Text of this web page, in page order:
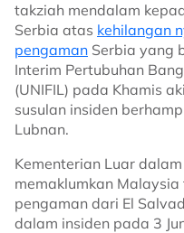
takziah mendalam
Serbia atas kehilangan
pengaman Serbia yang
Interim Pertubuhan
(UNIFIL) pada Khamis
susulan insiden
Lubnan.
Kementerian Luar
memaklumkan
pengaman dari El
dalam insiden pada 3